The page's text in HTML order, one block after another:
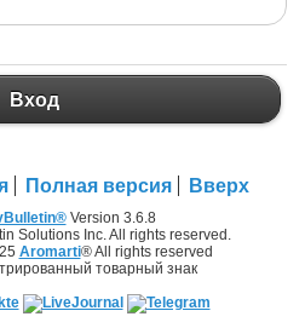
Вход
Полная версия Вверх
Version 3.6.8
Solutions Inc. All rights reserved.
Aromarti® All rights reserved
товарный знак